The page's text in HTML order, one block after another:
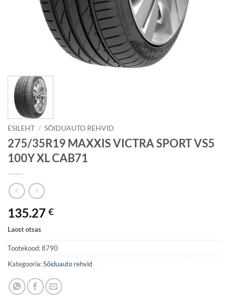
ESILEHT / SÕIDUAUTO REHVID
275/35R19 MAXXIS VICTRA SPORT VS5
100Y XL CAB71
135.27 €
Laost otsas
Tootekood:8790
Kategooria:Sõiduauto rehvid